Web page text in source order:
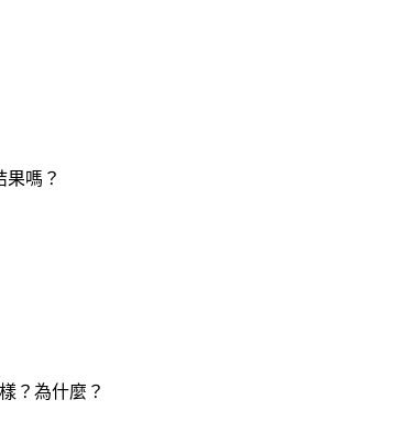
嗎？
？為什麼？